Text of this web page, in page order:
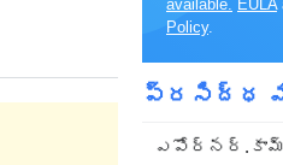
available. EULA
Policy.
ప్రసిద్ధ
ఎపోర్నర్.కామ్